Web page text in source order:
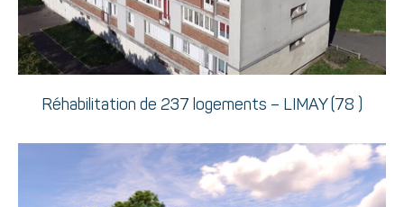
Réhabilitation de 237 logements – LIMAY (78 )